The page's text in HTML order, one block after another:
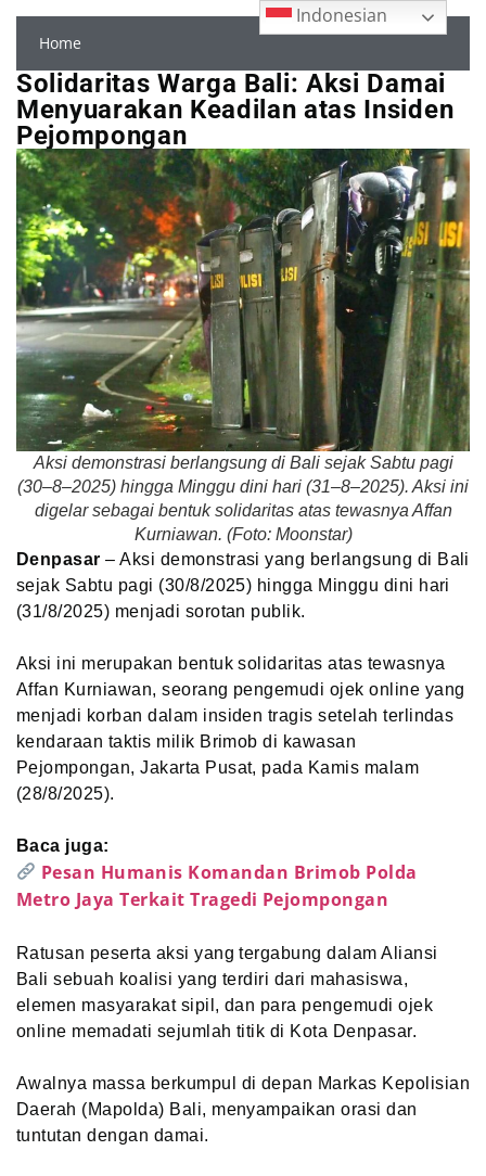
Home
Solidaritas Warga Bali: Aksi Damai
Menyuarakan Keadilan atas Insiden
Pejompongan
Aksi demonstrasi berlangsung di Bali sejak Sabtu pagi
(30–8–2025) hingga Minggu dini hari (31–8–2025). Aksi ini
digelar sebagai bentuk solidaritas atas tewasnya Affan
Kurniawan. (Foto: Moonstar)
Denpasar – Aksi demonstrasi yang berlangsung di Bali
sejak Sabtu pagi (30/8/2025) hingga Minggu dini hari
(31/8/2025) menjadi sorotan publik.
Aksi ini merupakan bentuk solidaritas atas tewasnya
Affan Kurniawan, seorang pengemudi ojek online yang
menjadi korban dalam insiden tragis setelah terlindas
kendaraan taktis milik Brimob di kawasan
Pejompongan, Jakarta Pusat, pada Kamis malam
(28/8/2025).
Baca juga:
Pesan Humanis Komandan Brimob Polda
Metro Jaya Terkait Tragedi Pejompongan
Ratusan peserta aksi yang tergabung dalam Aliansi
Bali sebuah koalisi yang terdiri dari mahasiswa,
elemen masyarakat sipil, dan para pengemudi ojek
online memadati sejumlah titik di Kota Denpasar.
Awalnya massa berkumpul di depan Markas Kepolisian
Daerah (Mapolda) Bali, menyampaikan orasi dan
tuntutan dengan damai.
Indonesian